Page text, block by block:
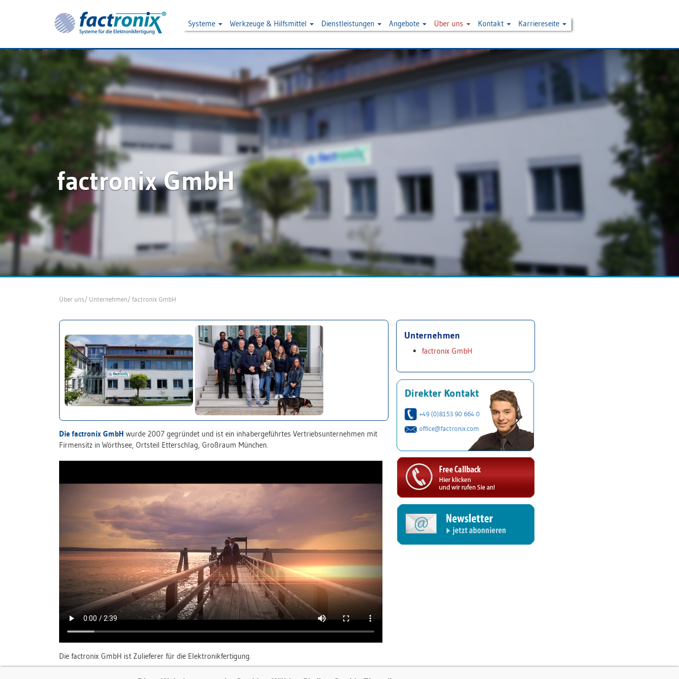
Systeme Werkzeuge & Hilfsmittel Dienstleistungen Angebote Über uns Kontakt Karriereseite
factronix GmbH
Über uns/ Unternehmen/factronix GmbH
Die factronix GmbH wurde 2007 gegründet und ist ein inhabergeführtes Vertriebsunternehmen mit
Firmensitz in Wörthsee, Ortsteil Etterschlag, Großraum München.
Die factronix GmbH ist Zulieferer für die Elektronikfertigung.
Unternehmen
factronix GmbH
Direkter Kontakt
+49 (0)8153 90 664 0
office@factronix.com